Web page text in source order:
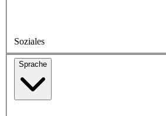
Soziales
Sprache